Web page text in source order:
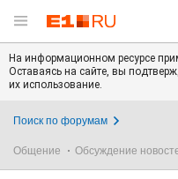
На информационном ресурсе
Оставаясь на сайте, вы
их использование.
Поиск по форумам
Общение Обсуждение